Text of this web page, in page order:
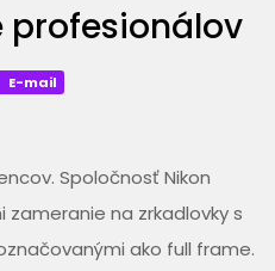
profesionálov
E-mail
Spoločnosť Nikon
na zrkadlovky s
ako full frame.